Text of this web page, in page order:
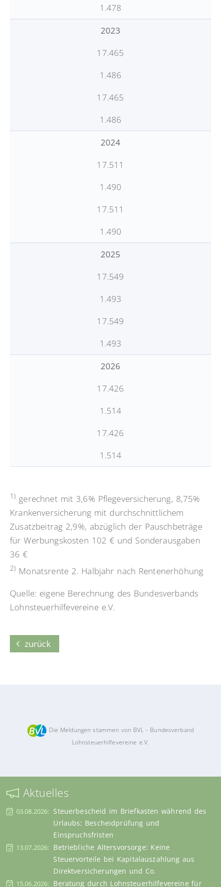
1.478
2023
17.465
1.486
17.465
1.486
2024
17.511
1.490
17.511
1.490
2025
17.549
1.493
17.549
1.493
2026
17.426
1.514
17.426
1.514
1) gerechnet mit 3,6% Pflegeversicherung, 8,75%
Krankenversicherung mit durchschnittlichem
Zusatzbeitrag 2,9%, abzüglich der Pauschbeträge
für Werbungskosten 102 € und Sonderausgaben
36 €
2) Monatsrente 2. Halbjahr nach Rentenerhöhung
Quelle: eigene Berechnung des Bundesverbands
Lohnsteuerhilfevereine e.V.
zurück
Die Meldungen stammen von BVL - Bundesverband
Lohnsteuerhilfevereine e.V.
Aktuelles
03.08.2026: Steuerbescheid im Briefkasten während des
Urlaubs: Bescheidprüfung und
Einspruchsfristen
13.07.2026: Betriebliche Altersvorsorge: Keine
Steuervorteile bei Kapitalauszahlung aus
Direktversicherungen und Co.
15.06.2026: Beratung durch Lohnsteuerhilfevereine für